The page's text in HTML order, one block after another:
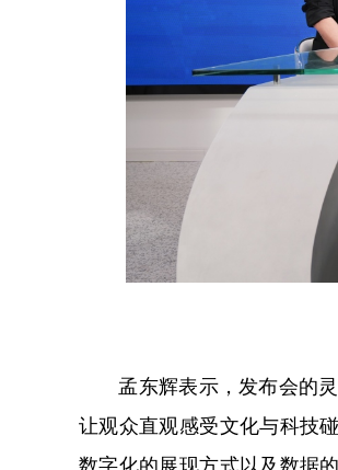
孟东辉表示，发布会的灵
让观众直观感受文化与科技
数字化的展现方式以及数据